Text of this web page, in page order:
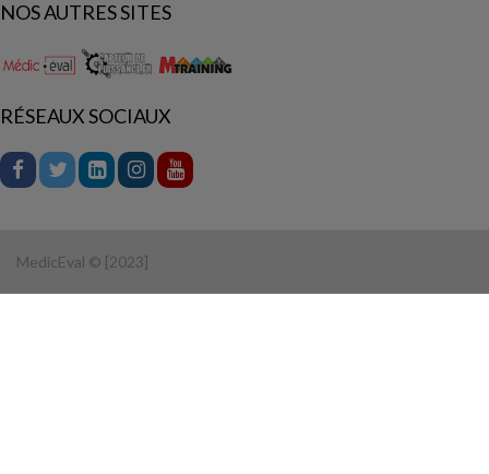
NOS AUTRES SITES
RÉSEAUX SOCIAUX
MedicEval © [2023]